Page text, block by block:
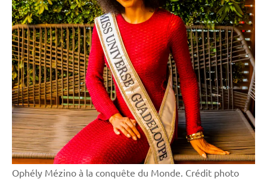
Ophély Mézino à la conquête du Monde. Crédit photo